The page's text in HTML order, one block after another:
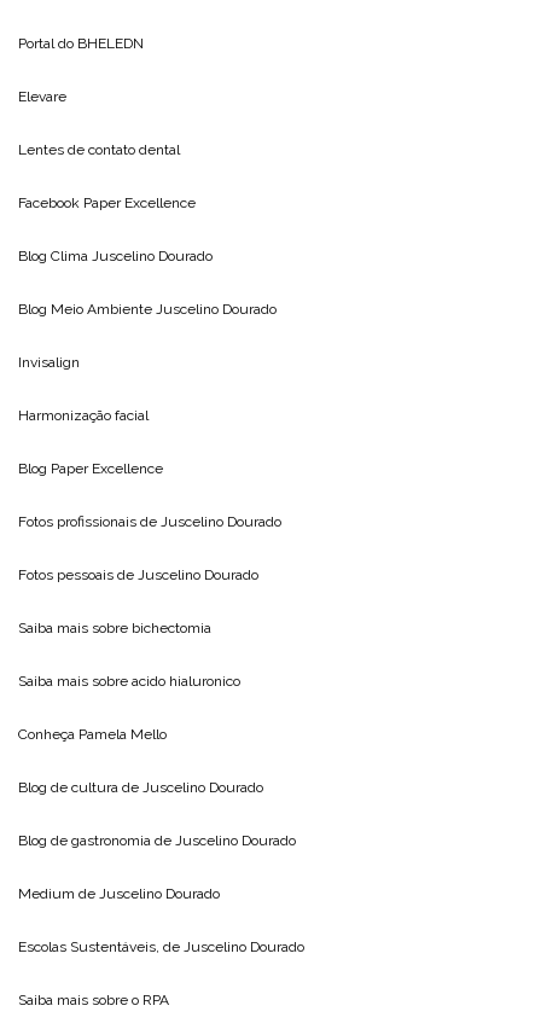
Portal do BHELEDN
Elevare
Lentes de contato dental
Facebook Paper Excellence
Blog Clima Juscelino Dourado
Blog Meio Ambiente Juscelino Dourado
Invisalign
Harmonização facial
Blog Paper Excellence
Fotos profissionais de Juscelino Dourado
Fotos pessoais de Juscelino Dourado
Saiba mais sobre bichectomia
Saiba mais sobre acido hialuronico
Conheça Pamela Mello
Blog de cultura de Juscelino Dourado
Blog de gastronomia de Juscelino Dourado
Medium de Juscelino Dourado
Escolas Sustentáveis, de Juscelino Dourado
Saiba mais sobre o RPA